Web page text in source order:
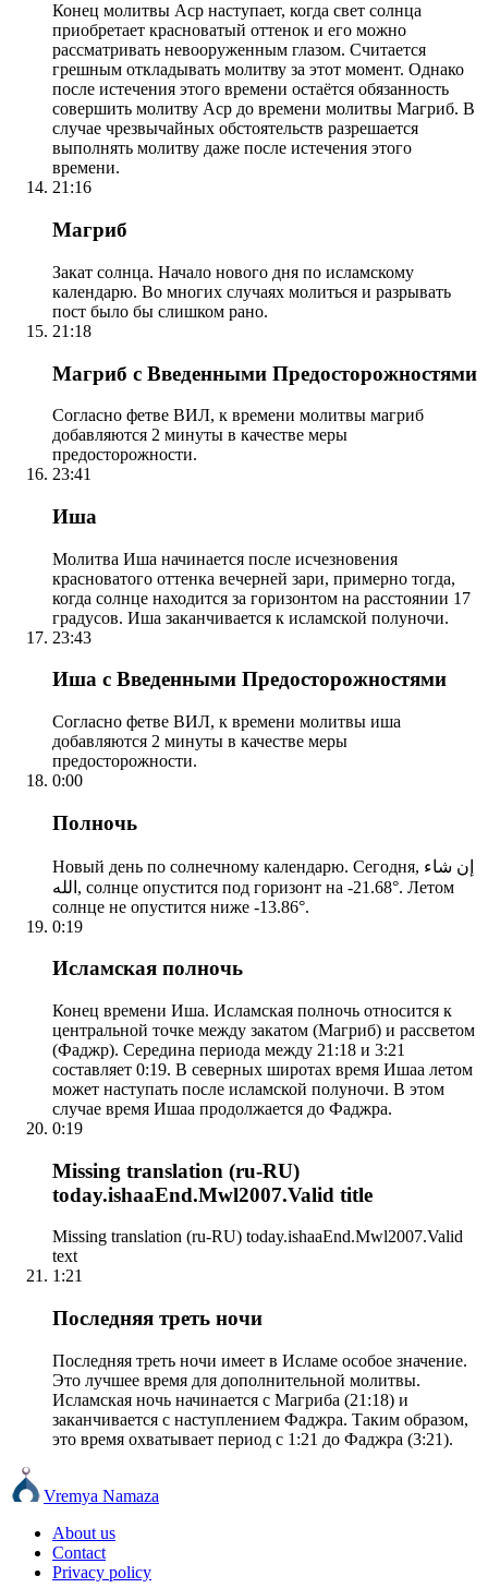
Конец молитвы Аср наступает, когда свет солнца
приобретает красноватый оттенок и его можно
рассматривать невооруженным глазом. Считается
грешным откладывать молитву за этот момент. Однако
после истечения этого времени остаётся обязанность
совершить молитву Аср до времени молитвы Магриб. В
случае чрезвычайных обстоятельств разрешается
выполнять молитву даже после истечения этого
времени.
21:16
Магриб
Закат солнца. Начало нового дня по исламскому
календарю. Во многих случаях молиться и разрывать
пост было бы слишком рано.
21:18
Магриб с Введенными Предосторожностями
Согласно фетве ВИЛ, к времени молитвы магриб
добавляются 2 минуты в качестве меры
предосторожности.
23:41
Иша
Молитва Иша начинается после исчезновения
красноватого оттенка вечерней зари, примерно тогда,
когда солнце находится за горизонтом на расстоянии 17
градусов. Иша заканчивается к исламской полуночи.
23:43
Иша с Введенными Предосторожностями
Согласно фетве ВИЛ, к времени молитвы иша
добавляются 2 минуты в качестве меры
предосторожности.
0:00
Полночь
Новый день по солнечному календарю. Сегодня, إن شاء
الله, солнце опустится под горизонт на -21.68°. Летом
солнце не опустится ниже -13.86°.
0:19
Исламская полночь
Конец времени Иша. Исламская полночь относится к
центральной точке между закатом (Магриб) и рассветом
(Фаджр). Середина периода между 21:18 и 3:21
составляет 0:19. В северных широтах время Ишаа летом
может наступать после исламской полуночи. В этом
случае время Ишаа продолжается до Фаджра.
0:19
Missing translation (ru-RU)
today.ishaaEnd.Mwl2007.Valid title
Missing translation (ru-RU) today.ishaaEnd.Mwl2007.Valid
text
1:21
Последняя треть ночи
Последняя треть ночи имеет в Исламе особое значение.
Это лучшее время для дополнительной молитвы.
Исламская ночь начинается с Магриба (21:18) и
заканчивается с наступлением Фаджра. Таким образом,
это время охватывает период с 1:21 до Фаджра (3:21).
Vremya Namaza
About us
Contact
Privacy policy